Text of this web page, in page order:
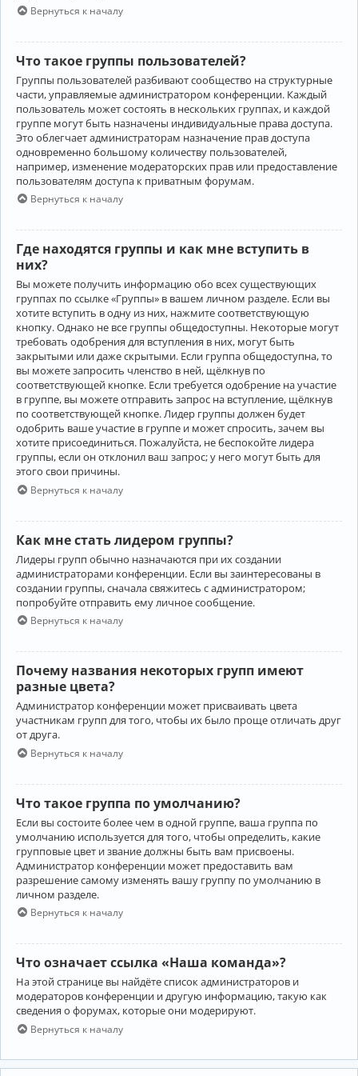
Вернуться к началу
Что такое группы пользователей?
Группы пользователей разбивают сообщество на структурные
части, управляемые администратором конференции. Каждый
пользователь может состоять в нескольких группах, и каждой
группе могут быть назначены индивидуальные права доступа.
Это облегчает администраторам назначение прав доступа
одновременно большому количеству пользователей,
например, изменение модераторских прав или предоставление
пользователям доступа к приватным форумам.
Вернуться к началу
Где находятся группы и как мне вступить в
них?
Вы можете получить информацию обо всех существующих
группах по ссылке «Группы» в вашем личном разделе. Если вы
хотите вступить в одну из них, нажмите соответствующую
кнопку. Однако не все группы общедоступны. Некоторые могут
требовать одобрения для вступления в них, могут быть
закрытыми или даже скрытыми. Если группа общедоступна, то
вы можете запросить членство в ней, щёлкнув по
соответствующей кнопке. Если требуется одобрение на участие
в группе, вы можете отправить запрос на вступление, щёлкнув
по соответствующей кнопке. Лидер группы должен будет
одобрить ваше участие в группе и может спросить, зачем вы
хотите присоединиться. Пожалуйста, не беспокойте лидера
группы, если он отклонил ваш запрос; у него могут быть для
этого свои причины.
Вернуться к началу
Как мне стать лидером группы?
Лидеры групп обычно назначаются при их создании
администраторами конференции. Если вы заинтересованы в
создании группы, сначала свяжитесь с администратором;
попробуйте отправить ему личное сообщение.
Вернуться к началу
Почему названия некоторых групп имеют
разные цвета?
Администратор конференции может присваивать цвета
участникам групп для того, чтобы их было проще отличать друг
от друга.
Вернуться к началу
Что такое группа по умолчанию?
Если вы состоите более чем в одной группе, ваша группа по
умолчанию используется для того, чтобы определить, какие
групповые цвет и звание должны быть вам присвоены.
Администратор конференции может предоставить вам
разрешение самому изменять вашу группу по умолчанию в
личном разделе.
Вернуться к началу
Что означает ссылка «Наша команда»?
На этой странице вы найдёте список администраторов и
модераторов конференции и другую информацию, такую как
сведения о форумах, которые они модерируют.
Вернуться к началу